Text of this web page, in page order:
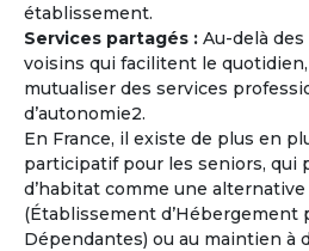
établissement.
Services partagés : Au-delà
voisins qui facilitent le
mutualiser des services
d’autonomie2.
En France, il existe de plus en
participatif pour les seniors, qui
d’habitat comme une alternative
(Établissement d’Hébergement
Dépendantes) ou au maintien à
Vivez l'expérience
Environ un million de retraités
l'étrangeret un senior sur
retraite hors de la